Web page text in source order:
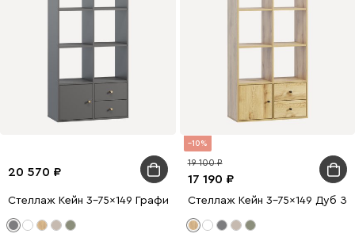
20 570
Стеллаж Кейн 3-75x149 Графитовый
10
17 190
19 100
Стеллаж Кейн 3-75x149 Дуб